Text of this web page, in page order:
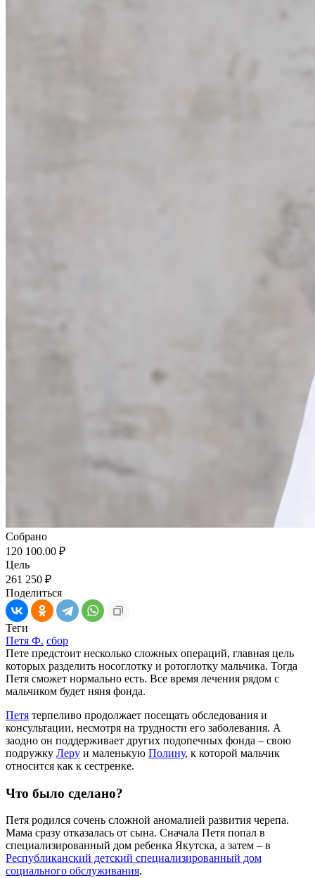
Собрано
120 100.00 ₽
Цель
261 250 ₽
Поделиться
Теги
Петя Ф. сбор
Пете предстоит несколько сложных операций, главная цель
которых разделить носоглотку и ротоглотку мальчика. Тогда
Петя сможет нормально есть. Все время лечения рядом с
мальчиком будет няня фонда.
Петя терпеливо продолжает посещать обследования и
консультации, несмотря на трудности его заболевания. А
заодно он поддерживает других подопечных фонда – свою
подружку Леру и маленькую Полину, к которой мальчик
относится как к сестренке.
Что было сделано?
Петя родился сочень сложной аномалией развития черепа.
Мама сразу отказалась от сына. Сначала Петя попал в
специализированный дом ребенка Якутска, а затем – в
Республиканский детский специализированный дом
социального обслуживания.